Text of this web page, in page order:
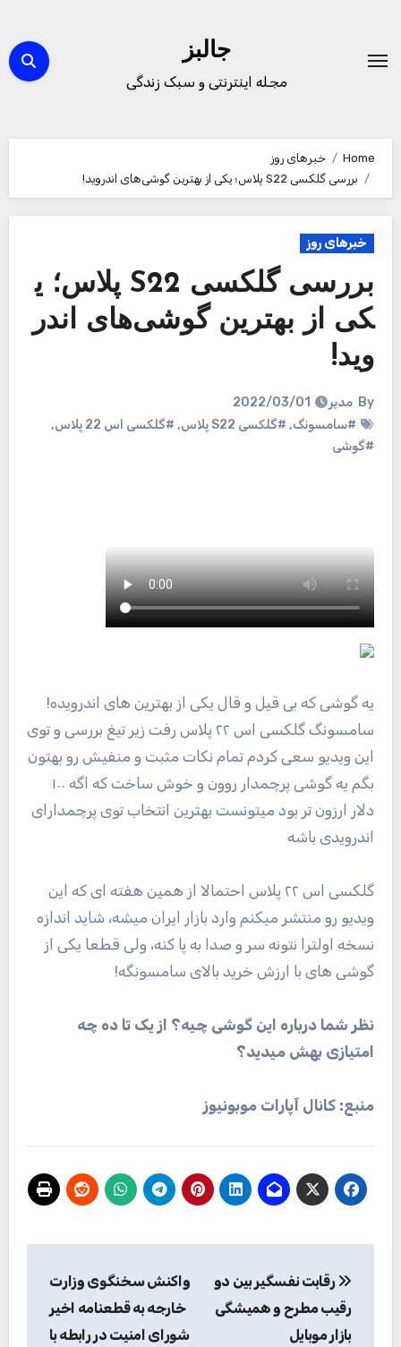
content
جالبز
مجله اینترنتی و سبک زندگی
Home
خبرهای روز
بررسی گلکسی S22 پلاس؛ یکی از بهترین‌ گوشی‌های اندروید!
خبرهای روز
بررسی گلکسی S22 پلاس؛ ی
کی از بهترین‌ گوشی‌های اندر
وید!
By مدیر
2022/03/01
#سامسونگ, #گلکسی S22 پلاس , #گلکسی اس 22 پلاس
,
#گوشی
یه گوشی که بی قیل و قال یکی از بهترین های اندرویده!
سامسونگ گلکسی اس ۲۲ پلاس رفت زیر تیغ بررسی و توی
این ویدیو سعی کردم تمام نکات مثبت و منفیش رو بهتون
بگم یه گوشی پرچمدار روون و خوش ساخت که اگه ۱۰۰
دلار ارزون تر بود میتونست بهترین انتخاب توی پرچمدارای
اندرویدی باشه
گلکسی اس ۲۲ پلاس احتمالا از همین هفته ای که این
ویدیو رو منتشر میکنم وارد بازار ایران میشه، شاید اندازه
نسخه اولترا نتونه سر و صدا به پا کنه، ولی قطعا یکی از
گوشی های با ارزش خرید بالای سامسونگه!
نظر شما درباره این گوشی چیه؟ از یک تا ده چه
امتیازی بهش میدید؟
منبع: کانال آپارات موبونیوز
نوشته
رقابت نفسگیر بین دو
رقیب مطرح و همیشگی
بازار موبایل
واکنش سخنگوی وزارت
خارجه به قطعنامه اخیر
شورای امنیت در رابطه با